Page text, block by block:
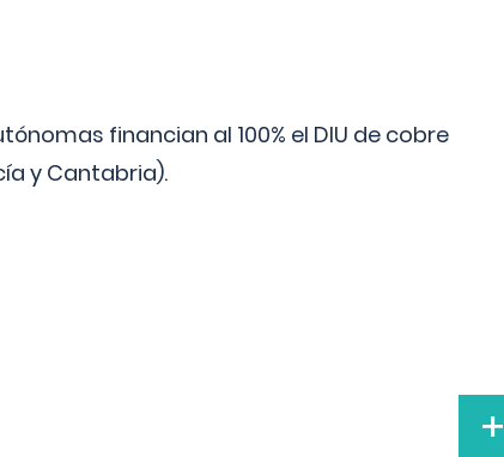
financian al 100% el DIU de cobre
y Cantabria).
+